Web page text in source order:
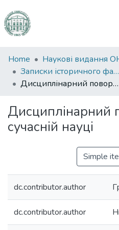
Communities
&
Collections
Statistics
Home
Записки історичного факультету
Дисциплінарний поворот в сучасній науці
Дисциплінарний
сучасній науці
Simple
dc.contributor.author
dc.contributor.author